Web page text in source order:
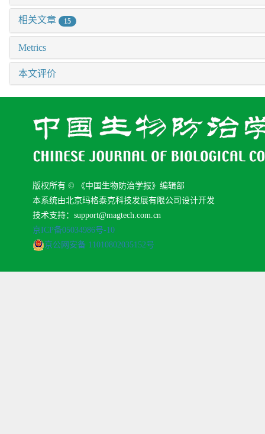
相关文章 15
Metrics
本文评价
版权所有 © 《中国生物防治学报》编辑部
本系统由北京玛格泰克科技发展有限公司设计开发
技术支持：support@magtech.com.cn
京ICP备05034986号-10
京公网安备 11010802035152号